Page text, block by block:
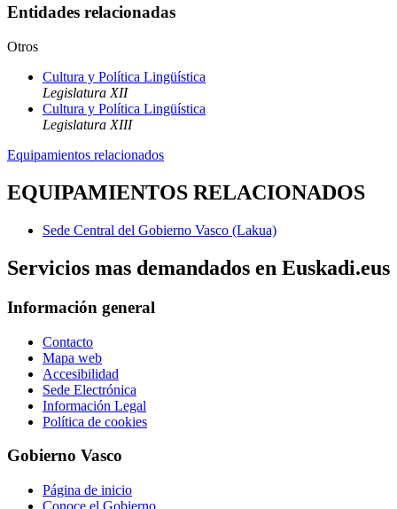
Entidades relacionadas
Otros
Cultura y Política Lingüística
Legislatura XII
Cultura y Política Lingüística
Legislatura XIII
Equipamientos relacionados
EQUIPAMIENTOS RELACIONADOS
Sede Central del Gobierno Vasco (Lakua)
Servicios mas demandados en Euskadi.eus
Información general
Contacto
Mapa web
Accesibilidad
Sede Electrónica
Información Legal
Política de cookies
Gobierno Vasco
Página de inicio
Conoce el Gobierno